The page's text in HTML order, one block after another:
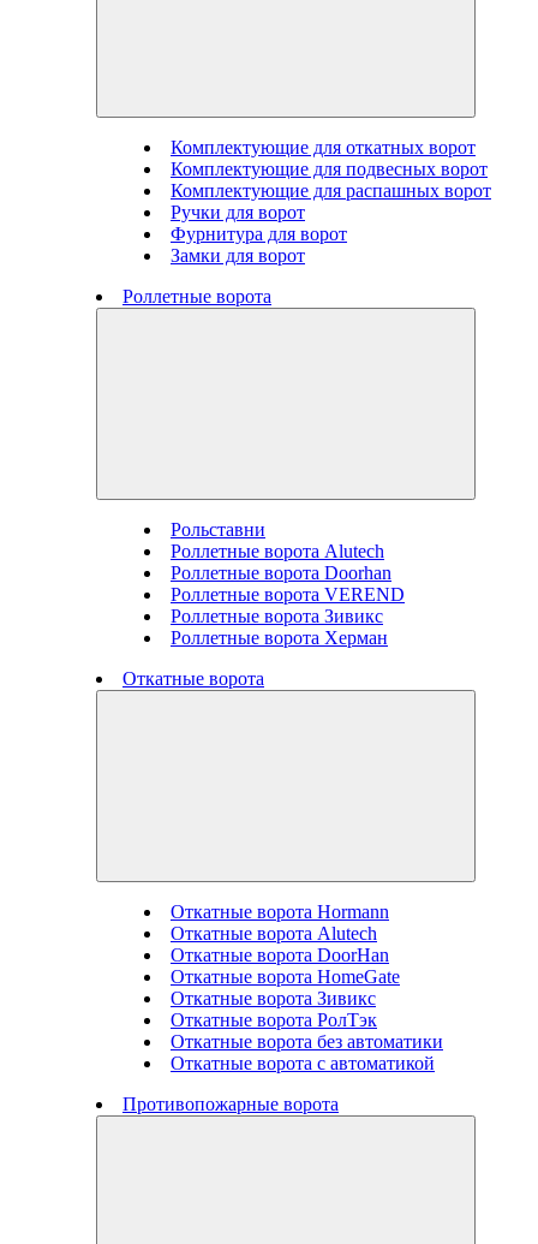
Комплектующие для откатных ворот
Комплектующие для подвесных ворот
Комплектующие для распашных ворот
Ручки для ворот
Фурнитура для ворот
Замки для ворот
Роллетные ворота
Рольставни
Роллетные ворота Alutech
Роллетные ворота Doorhan
Роллетные ворота VEREND
Роллетные ворота Зивикс
Роллетные ворота Херман
Откатные ворота
Откатные ворота Hormann
Откатные ворота Alutech
Откатные ворота DoorHan
Откатные ворота HomeGate
Откатные ворота Зивикс
Откатные ворота РолТэк
Откатные ворота без автоматики
Откатные ворота с автоматикой
Противопожарные ворота